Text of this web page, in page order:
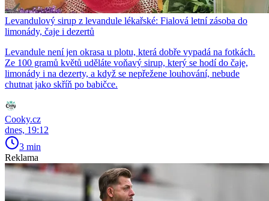
Levandulový sirup z levandule lékařské: Fialová letní zásoba do
limonády, čaje i dezertů
Levandule není jen okrasa u plotu, která dobře vypadá na fotkách.
Ze 100 gramů květů uděláte voňavý sirup, který se hodí do čaje,
limonády i na dezerty, a když se nepřežene louhování, nebude
chutnat jako skříň po babičce.
Cooky.cz
dnes, 19:12
3 min
Reklama